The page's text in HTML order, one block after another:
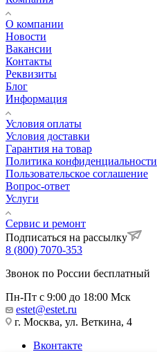
О компании
Новости
Вакансии
Контакты
Реквизиты
Блог
Информация
Условия оплаты
Условия доставки
Гарантия на товар
Политика конфиденциальности
Пользовательское соглашение
Вопрос-ответ
Услуги
Сервис и ремонт
Подписаться на рассылку
8 (800) 7070-353
Звонок по России бесплатный
Пн-Пт с 9:00 до 18:00 Мск
estet@estet.ru
г. Москва, ул. Веткина, 4
Вконтакте